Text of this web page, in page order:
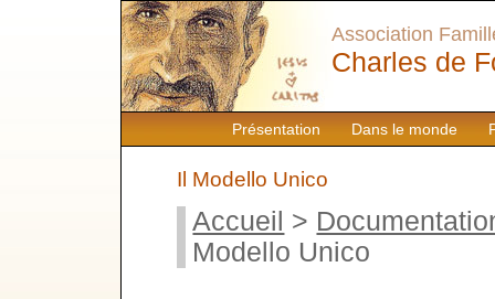
Présentation Dans le monde
Association
Charles de
Il Modello Unico
Accueil >
Modello Unico